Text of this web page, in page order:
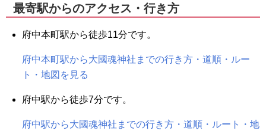
最寄駅からのアクセス・行き方
府中本町駅から徒歩11分です。
府中本町駅から大國魂神社までの行き方・道順・ルー
ト・地図を見る
府中駅から徒歩7分です。
府中駅から大國魂神社までの行き方・道順・ルート・地